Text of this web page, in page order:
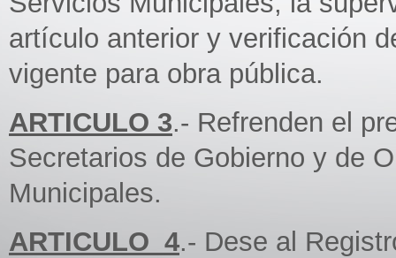
artículo anterior y verificación
vigente para obra pública.
ARTICULO 3.- Refrenden el
Secretarios de Gobierno y de
Municipales.
ARTICULO_4.- Dese al